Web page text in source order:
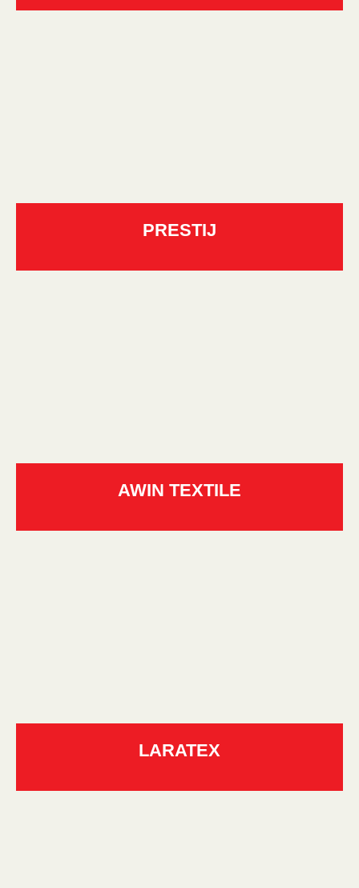
PRESTIJ
AWIN TEXTILE
LARATEX